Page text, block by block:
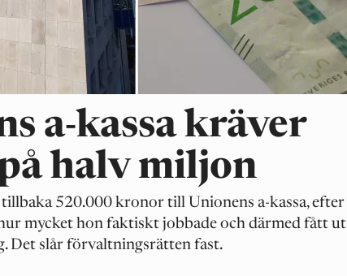
a-kassa kräver
halv miljon
520.000 kronor till Unionens a-kassa, efter
mycket hon faktiskt jobbade och därmed fått ut
Det slår förvaltningsrätten fast.